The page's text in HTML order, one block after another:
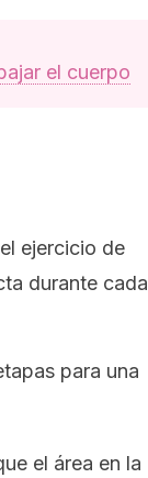
el cuerpo
ejercicio de
durante cada
para una
el área en la